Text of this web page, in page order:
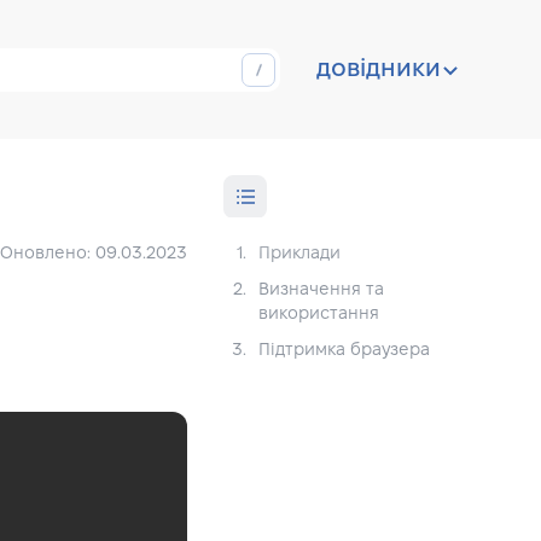
довідники
Оновлено: 09.03.2023 1. Приклади
2.
Визначення та
використання
3. Підтримка браузера